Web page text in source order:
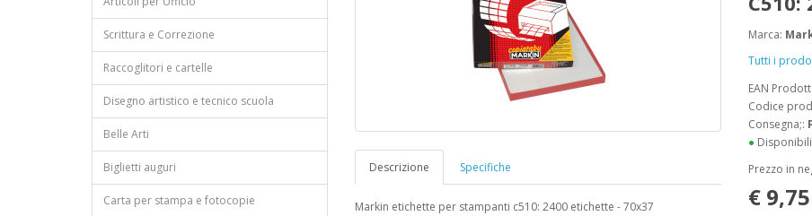
Scrittura e Correzione
Raccoglitori e cartelle
Disegno artistico e tecnico scuola
Belle Arti
Biglietti auguri
Carta per stampa e fotocopie
Descrizione Specifiche
Markin etichette per stampanti c510: 2400 etichette - 70x37
Marca:
Tutti i
EAN
Codice
Consegna;:
●
Prezzo in
€ 9,75